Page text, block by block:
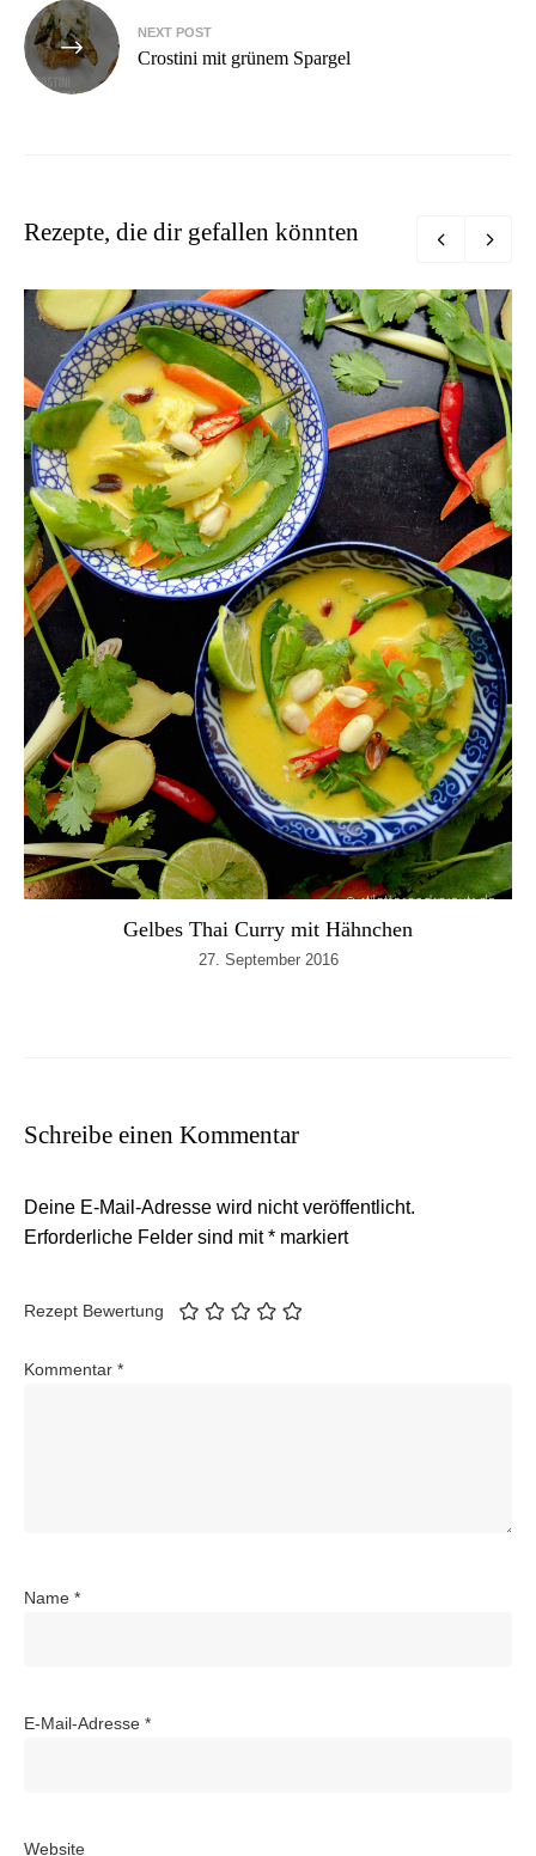
NEXT POST
Crostini mit grünem Spargel
Rezepte, die dir gefallen könnten
Gelbes Thai Curry mit Hähnchen
27. September 2016
Schreibe einen Kommentar
Deine E-Mail-Adresse wird nicht veröffentlicht.
Erforderliche Felder sind mit* markiert
Rezept Bewertung
Kommentar *
Name *
E-Mail-Adresse *
Website